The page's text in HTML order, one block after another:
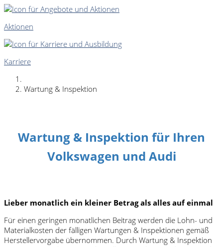
Aktionen
Karriere
Wartung & Inspektion
Wartung & Inspektion für Ihren
Volkswagen und Audi
Lieber monatlich ein kleiner Betrag als alles auf einmal
Für einen geringen monatlichen Beitrag werden die Lohn- und
Materialkosten der fälligen Wartungen & Inspektionen gemäß
Herstellervorgabe übernommen. Durch Wartung & Inspektion